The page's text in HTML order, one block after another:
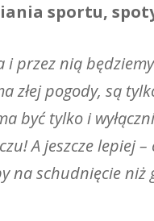
sportu,
i przez nią
złej pogody, są
być tylko i
A jeszcze lepiej
na schudnięcie